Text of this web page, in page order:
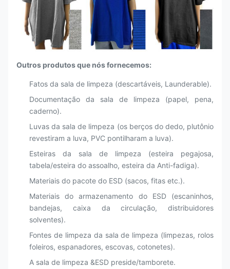
Outros produtos que nós fornecemos:
Fatos da sala de limpeza (descartáveis, Launderable).
Documentação da sala de limpeza (papel, pena,
caderno).
Luvas da sala de limpeza (os berços do dedo, plutônio
revestiram a luva, PVC pontilharam a luva).
Esteiras da sala de limpeza (esteira pegajosa,
tabela/esteira do assoalho, esteira da Anti-fadiga).
Materiais do pacote do ESD (sacos, fitas etc.).
Materiais do armazenamento do ESD (escaninhos,
bandejas, caixa da circulação, distribuidores
solventes).
Fontes de limpeza da sala de limpeza (limpezas, rolos
foleiros, espanadores, escovas, cotonetes).
A sala de limpeza &ESD preside/tamborete.